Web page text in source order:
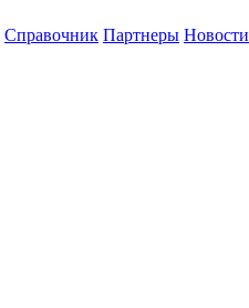
Справочник Партнеры Новости